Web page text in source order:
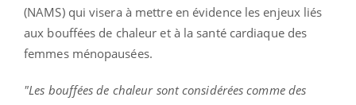
(NAMS) qui visera à mettre en évidence les enjeux liés
aux bouffées de chaleur et à la santé cardiaque des
femmes ménopausées.
"Les bouffées de chaleur sont considérées comme des